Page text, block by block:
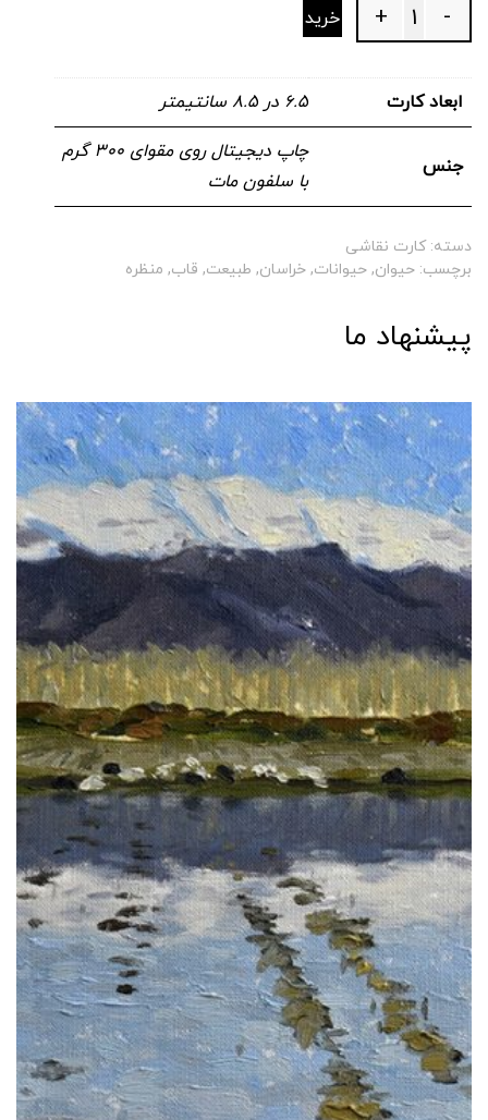
Quantity -
+ خرید
ابعاد کارت ۶.۵ در ۸.۵ سانتیمتر
جنس
چاپ دیجیتال روی مقوای ۳۰۰ گرم
با سلفون مات
دسته:کارت نقاشی
برچسب: حیوان, حیوانات, خراسان, طبیعت, قاب, منظره
پیشنهاد ما